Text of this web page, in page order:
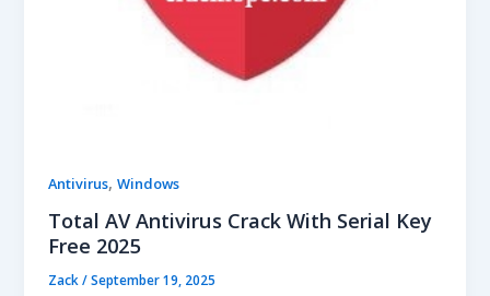
Antivirus,Windows
Total AV Antivirus Crack With Serial Key
Free 2025
Zack/September 19, 2025